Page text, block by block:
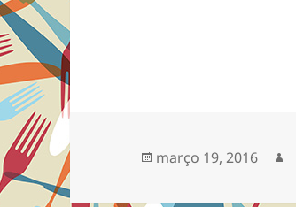
Publicado
março 19, 2016